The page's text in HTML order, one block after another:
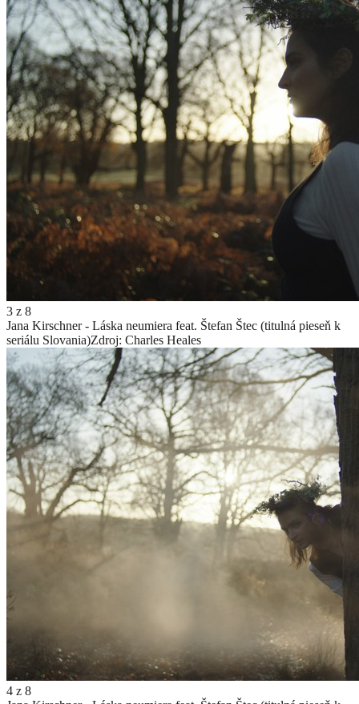
3 z 8
Jana Kirschner - Láska neumiera feat. Štefan Štec (titulná pieseň k
seriálu Slovania)Zdroj: Charles Heales
4 z 8